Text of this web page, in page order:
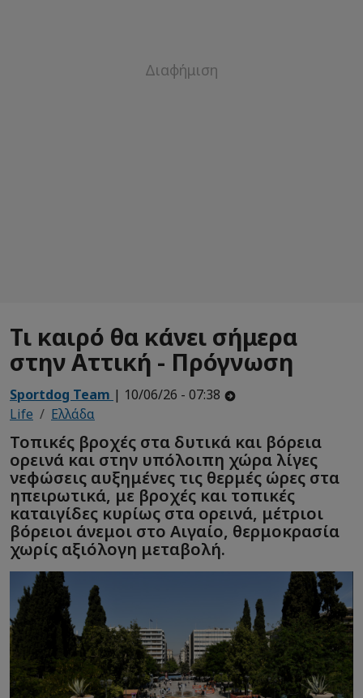
Τι καιρό θα κάνει σήμερα
στην Αττική - Πρόγνωση
Sportdog Team | 10/06/26 - 07:38
Life
Ελλάδα
Τοπικές βροχές στα δυτικά και βόρεια
ορεινά και στην υπόλοιπη χώρα λίγες
νεφώσεις αυξημένες τις θερμές ώρες στα
ηπειρωτικά, με βροχές και τοπικές
καταιγίδες κυρίως στα ορεινά, μέτριοι
βόρειοι άνεμοι στο Αιγαίο, θερμοκρασία
χωρίς αξιόλογη μεταβολή.